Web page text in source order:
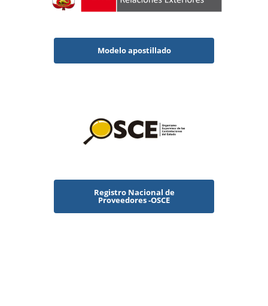
Modelo apostillado
Registro Nacional de
Proveedores -OSCE